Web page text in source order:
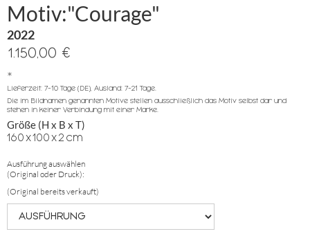
Motiv:"Courage"
2022
1.150,00 €
*
Lieferzeit: 7-10 Tage (DE), Ausland: 7-21 Tage.
Die im Bildnamen genannten Motive stellen ausschließlich das Motiv selbst dar und
stehen in keiner Verbindung mit einer Marke.
Größe (H x B x T)
160x100x2 cm
Ausführung auswählen
(Original oder Druck):
(Original bereits verkauft)